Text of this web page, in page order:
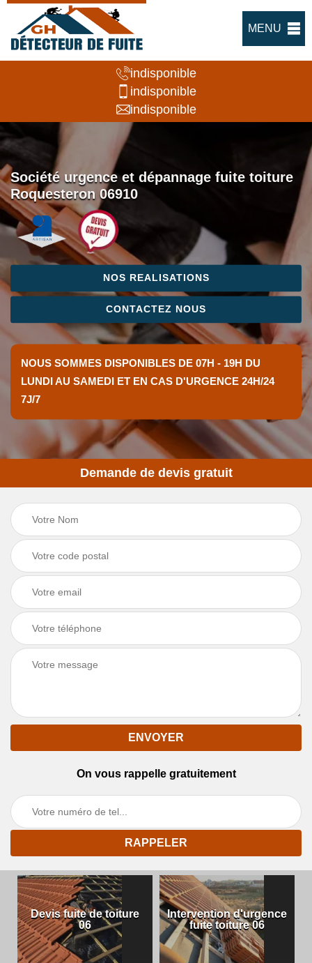
MENU
indisponible
indisponible
indisponible
Société urgence et dépannage fuite toiture
Roquesteron 06910
NOS REALISATIONS
CONTACTEZ NOUS
NOUS SOMMES DISPONIBLES DE 07H - 19H DU
LUNDI AU SAMEDI ET EN CAS D'URGENCE 24H/24
7J/7
Demande de devis gratuit
On vous rappelle gratuitement
Devis fuite de toiture
06
Intervention d'urgence
fuite toiture 06